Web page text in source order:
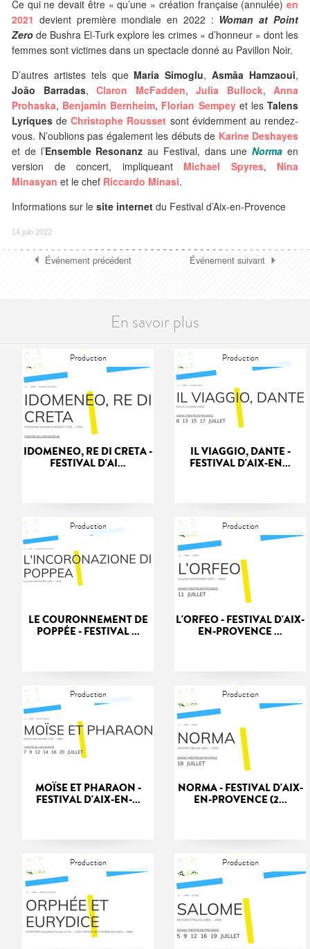
Ce qui ne devait être « qu’une » création française (annulée) en
2021 devient première mondiale en 2022 : Woman at Point
Zero de Bushra El-Turk explore les crimes « d’honneur » dont les
femmes sont victimes dans un spectacle donné au Pavillon Noir.
D’autres artistes tels que Maria Simoglu,Asmâa Hamzaoui,
João Barradas, Claron McFadden, Julia Bullock, Anna
Prohaska, Benjamin Bernheim, Florian Sempeyet lesTalens
Lyriques deChristophe Rousset sont évidemment au rendez-
vous. N’oublions pas également les débuts de Karine Deshayes
et de l’Ensemble Resonanz au Festival, dans uneNorma en
version de concert, impliqueant Michael Spyres, Nina
Minasyan et le chef Riccardo Minasi.
Informations sur le site internet du Festival d’Aix-en-Provence
14 juin 2022
Événement précédent Événement suivant
En savoir plus
Production
IDOMENEO, RE DI CRETA -
FESTIVAL D'AI...
Production
IL VIAGGIO, DANTE -
FESTIVAL D'AIX-EN...
Production
LE COURONNEMENT DE
POPPÉE - FESTIVAL ...
Production
L'ORFEO - FESTIVAL D'AIX-
EN-PROVENCE ...
Production
MOÏSE ET PHARAON -
FESTIVAL D'AIX-EN-...
Production
NORMA - FESTIVAL D'AIX-
EN-PROVENCE (2...
Production Production